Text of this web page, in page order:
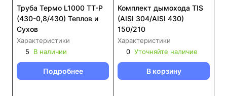
Труба Термо L1000 ТТ-Р
(430-0,8/430) Теплов и
Сухов
Характеристики
5
В наличии
Подробнее
Комплект дымохода TIS
(AISI 304/AISI 430)
150/210
Характеристики
0 Уточняйте наличие
В корзину